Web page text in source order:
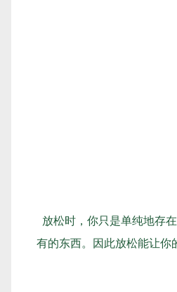
放松时，你只是单纯地存
有的东西。因此放松能让你